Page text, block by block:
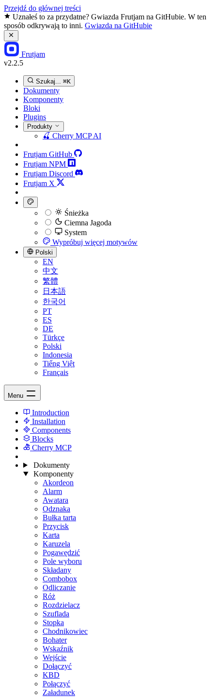
Przejdź do głównej treści
Uznałeś to za przydatne? Gwiazda Frutjam na GitHubie. W ten
sposób odkrywają to inni. Gwiazda na GitHubie
Frutjam
v2.2.5
Szukaj... ⌘K
Dokumenty
Komponenty
Bloki
Plugins
Produkty
🍒 Cherry MCPAI
Frutjam GitHub
Frutjam NPM
Frutjam Discord
Frutjam X
Śnieżka
Ciemna Jagoda
System
Wypróbuj więcej motywów
Polski
EN
中文
繁體
日本語
한국어
PT
ES
DE
Türkçe
Polski
Indonesia
Tiếng Việt
Français
Menu
Introduction
Installation
Components
Blocks
Cherry MCP
Dokumenty
Komponenty
Akordeon
Alarm
Awatara
Odznaka
Bułka tarta
Przycisk
Karta
Karuzela
Pogawędzić
Pole wyboru
Składany
Combobox
Odliczanie
Róż
Rozdzielacz
Szuflada
Stopka
Chodnikowiec
Bohater
Wskaźnik
Wejście
Dołączyć
KBD
Połączyć
Załadunek